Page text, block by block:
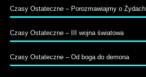
Czasy Ostateczne – Porozmawiajmy o Żydach
Czasy Ostateczne – III wojna światowa
Czasy Ostateczne – Od boga do demona